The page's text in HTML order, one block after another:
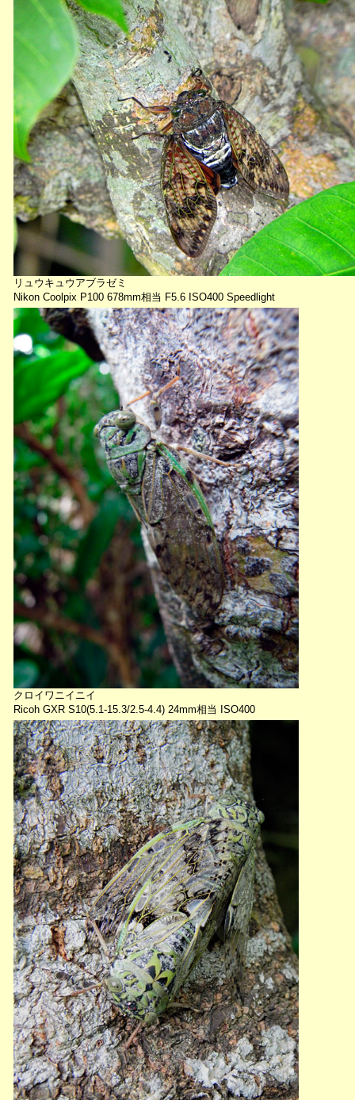
リュウキュウアブラゼミ
Nikon Coolpix P100 678mm相当 F5.6 ISO400 Speedlight
クロイワニイニイ
Ricoh GXR S10(5.1-15.3/2.5-4.4) 24mm相当 ISO400